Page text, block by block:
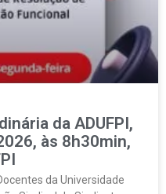
da ADUFPI,
às 8h30min,
da Universidade